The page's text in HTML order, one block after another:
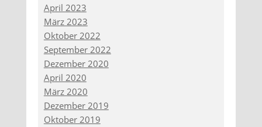
April 2023
März 2023
Oktober 2022
September 2022
Dezember 2020
April 2020
März 2020
Dezember 2019
Oktober 2019